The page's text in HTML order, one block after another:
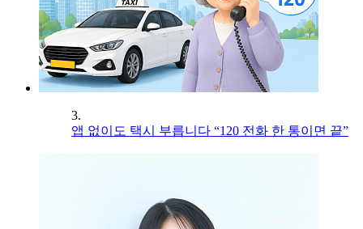
3.
앱 없이도 택시 부릅니다 “120 전화 한 통이면 끝”